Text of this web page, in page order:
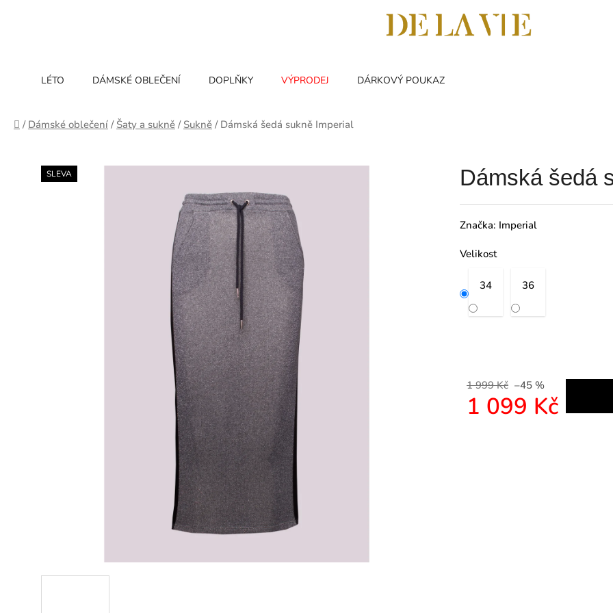
LÉTO DÁMSKÉ OBLEČENÍ DOPLŇKY VÝPRODEJ DÁRKOVÝ POUKAZ
Domů
/ Dámské oblečení / Šaty a sukně / Sukně / Dámská šedá sukně Imperial
Dámská šedá
Značka: Imperial
Velikost
34 36
1 999 Kč –45 %
1 099 Kč
SLEVA